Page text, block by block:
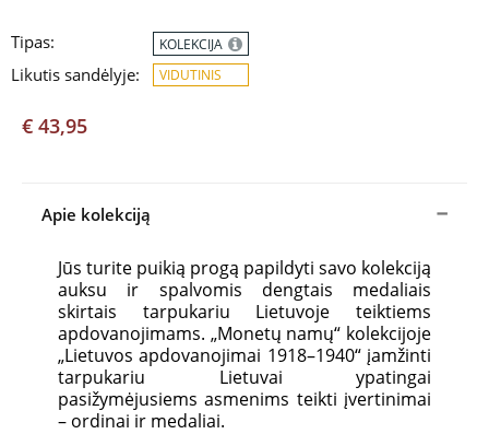
Tipas:
Likutis sandėlyje:
KOLEKCIJA
VIDUTINIS
€ 43,95
Apie kolekciją
Jūs turite puikią progą papildyti savo kolekciją
auksu ir spalvomis dengtais medaliais
skirtais tarpukariu Lietuvoje teiktiems
apdovanojimams. „Monetų namų“ kolekcijoje
„Lietuvos apdovanojimai 1918–1940“ įamžinti
tarpukariu Lietuvai ypatingai
pasižymėjusiems asmenims teikti įvertinimai
– ordinai ir medaliai.